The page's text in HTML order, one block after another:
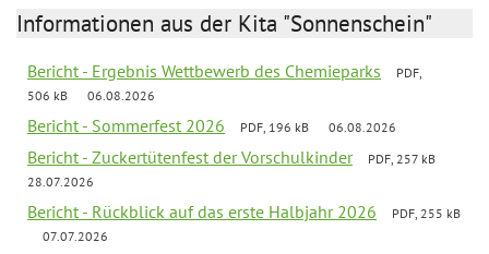
Informationen aus der Kita "Sonnenschein"
Bericht - Ergebnis Wettbewerb des Chemieparks
PDF,
506 kB
06.08.2026
Bericht - Sommerfest 2026 PDF, 196 kB 06.08.2026
Bericht - Zuckertütenfest der Vorschulkinder
PDF, 257 kB
28.07.2026
Bericht - Rückblick auf das erste Halbjahr 2026
PDF, 255 kB
07.07.2026